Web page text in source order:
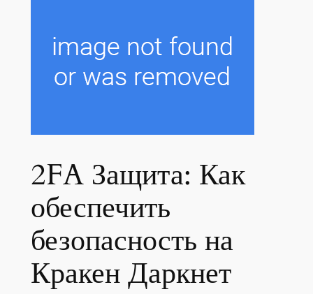
2FA Защита: Как
обеспечить
безопасность на
Кракен Даркнет